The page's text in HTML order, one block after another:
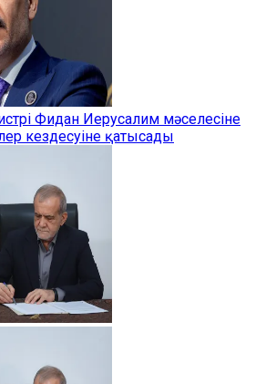
Фидан Иерусалим мәселесіне
кездесуіне қатысады